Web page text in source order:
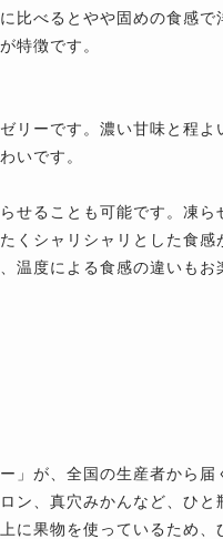
比べるとやや固めの食感
特徴です。
リーです。濃い甘味と程
いです。
せることも可能です。凍
くシャリシャリとした食
温度による食感の違いもお
」が、全国の生産者から
ン、真穴みかんなど、ひ
に果物を使っているため